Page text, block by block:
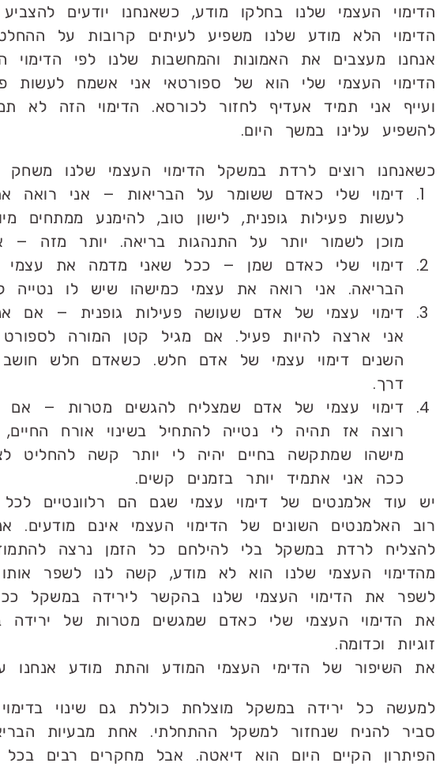
הדימוי העצמי שלנו בחלקו מודע, כשאנחנו יודעים
הדימוי הלא מודע שלנו משפיע לעיתים קרובות על
אנחנו מעצבים את האמונות והמחשבות שלנו לפי
הדימוי העצמי שלי הוא של ספורטאי אני אשמח לעשות
ועייף אני תמיד אעדיף לחזור לכורסא. הדימוי הזה
להשפיע עלינו במשך היום.
כשאנחנו רוצים לרדת במשקל הדימוי העצמי שלנו
דימוי שלי כאדם ששומר על הבריאות – אני רואה
לעשות פעילות גופנית, לישון טוב, להימנע ממתחים
מוכן לשמור יותר על התנהגות בריאה. יותר מזה –
דימוי שלי כאדם שמן – ככל שאני מדמה את עצמי
הבריאה. אני רואה את עצמי כמישהו שיש לו
דימוי עצמי של אדם שעושה פעילות גופנית – אם
אני ארצה להיות פעיל. אם מגיל קטן המורה
השנים דימוי עצמי של אדם חלש. כשאדם חלש חושב
דרך.
דימוי עצמי של אדם שמצליח להגשים מטרות –
רוצה אז תהיה לי נטייה להתחיל בשינוי אורח
מישהו שמתקשה בחיים יהיה לי יותר קשה להחליט
ככה אני אתמיד יותר בזמנים קשים.
יש עוד אלמנטים של דימוי עצמי שגם הם רלוונטיים
רוב האלמנטים השונים של הדימוי העצמי אינם
להצליח לרדת במשקל בלי להילחם כל הזמן נרצה
מהדימוי העצמי שלנו הוא לא מודע, קשה לנו לשפר אותו
לשפר את הדימוי העצמי שלנו בהקשר לירידה במשקל
את הדימוי העצמי שלי כאדם שמגשים מטרות של
זוגיות וכדומה.
את השיפור של הדימי העצמי המודע והתת מודע אנחנו
למעשה כל ירידה במשקל מוצלחת כוללת גם שינוי
סביר להניח שנחזור למשקל ההתחלתי. אחת מבעיות
הפיתרון הקיים היום הוא דיאטה. אבל מחקרים רבים